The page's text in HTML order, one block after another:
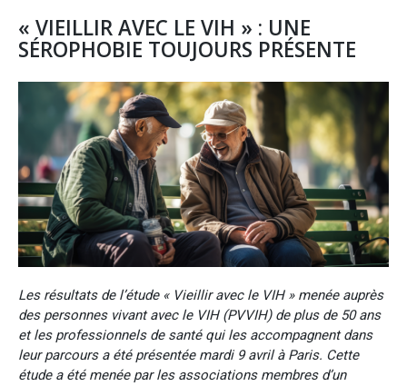
« VIEILLIR AVEC LE VIH » : UNE
SÉROPHOBIE TOUJOURS PRÉSENTE
Les résultats de l’étude « Vieillir avec le VIH » menée auprès
des personnes vivant avec le VIH (PVVIH) de plus de 50 ans
et les professionnels de santé qui les accompagnent dans
leur parcours a été présentée mardi 9 avril à Paris. Cette
étude a été menée par les associations membres d’un